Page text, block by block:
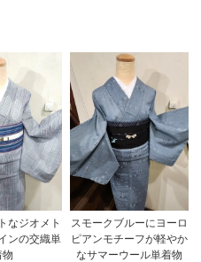
なジオメト
ンの交織単
物
スモークブルーにヨーロ
ピアンモチーフが軽やか
なサマーウール単着物